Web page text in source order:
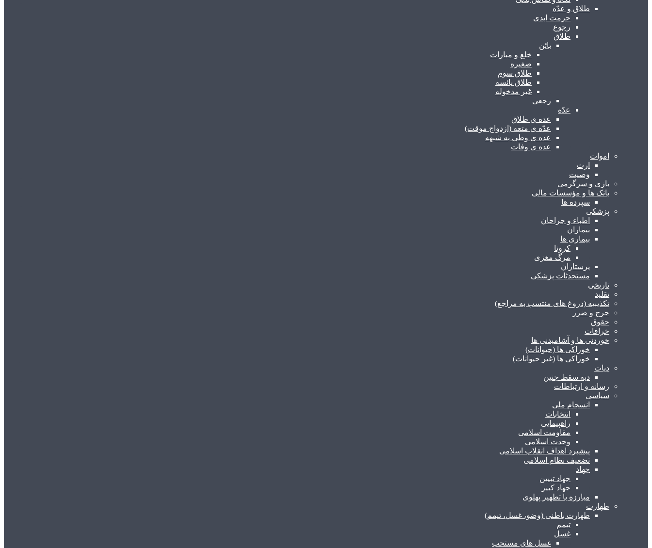
طلاق و عدّه
حرمت ابدی
رجوع
طلاق
بائن
خلع و مبارات
صغیره
طلاق سوم
طلاق یائسه
غیر مدخوله
رجعی
عدّه
عده ی طلاق
عدّه ی متعه (ازدواج موقت)
عده ی وطی به شبهه
عده ی وفات
اموات
ارث
وصیت
بازی و سرگرمی
بانک ها و مؤسسات مالی
سپرده ها
پزشکی
اطباء و جراحان
بیماران
بیماری ها
کرونا
مرگ مغزی
پرستاران
مستحدثات پزشکی
تاریخی
تقلید
تکذیبیه (دروغ های منتسب به مراجع)
حرج و ضرر
حقوق
خرافات
خوردنی ها و آشامیدنی ها
خوراکی ها (حیوانات)
خوراکی ها (غیر حیوانات)
دیات
دیه سقط جنین
رسانه و ارتباطات
سیاسی
انسجام ملی
انتخابات
راهپیمایی
مقاومت اسلامی
وحدت اسلامی
پیشبرد اهداف انقلاب اسلامی
تضعیف نظام اسلامی
جهاد
جهاد تبیین
جهاد کبیر
مبارزه با تطهیر پهلوی
طهارت
طهارت باطنی (وضو، غسل، تیمم)
تیمم
غسل
غسل های مستحب